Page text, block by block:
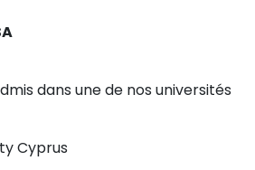
dans une de nos universités
Cyprus